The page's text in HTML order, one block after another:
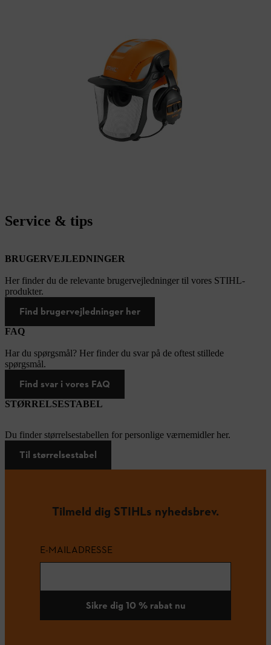
Service & tips
BRUGERVEJLEDNINGER
Her finder du de relevante brugervejledninger til vores STIHL-
produkter.
Find brugervejledninger her
FAQ
Har du spørgsmål? Her finder du svar på de oftest stillede
spørgsmål.
Find svar i vores FAQ
STØRRELSESTABEL
Du finder størrelsestabellen for personlige værnemidler her.
Til størrelsestabel
Tilmeld dig STIHLs nyhedsbrev.
E-MAILADRESSE
Sikre dig 10 % rabat nu